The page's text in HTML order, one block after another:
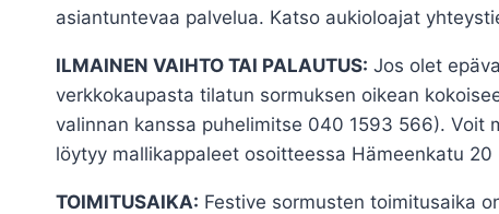
asiantuntevaa palvelua. Katso aukioloajat
ILMAINEN VAIHTO TAI PALAUTUS: Jos olet
verkkokaupasta tilatun sormuksen oikean
valinnan kanssa puhelimitse 040 1593 566). Voit
löytyy mallikappaleet osoitteessa Hämeenkatu
TOIMITUSAIKA: Festive sormusten toimitusaika